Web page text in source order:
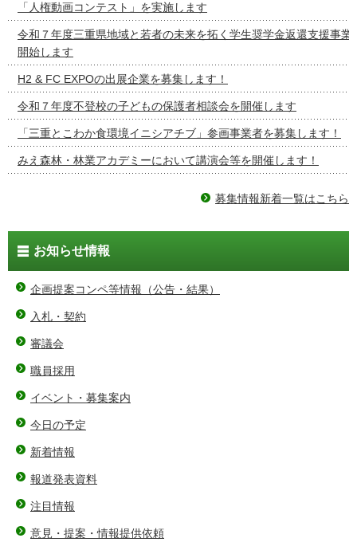
「人権動画コンテスト」を実施します
令和７年度三重県地域と若者の未来を拓く学生奨学金返還支援事業
開始します
H2 & FC EXPOの出展企業を募集します！
令和７年度不登校の子どもの保護者相談会を開催します
「三重とこわか食環境イニシアチブ」参画事業者を募集します！
みえ森林・林業アカデミーにおいて講演会等を開催します！
募集情報新着一覧はこちら
お知らせ情報
企画提案コンペ等情報（公告・結果）
入札・契約
審議会
職員採用
イベント・募集案内
今日の予定
新着情報
報道発表資料
注目情報
意見・提案・情報提供依頼